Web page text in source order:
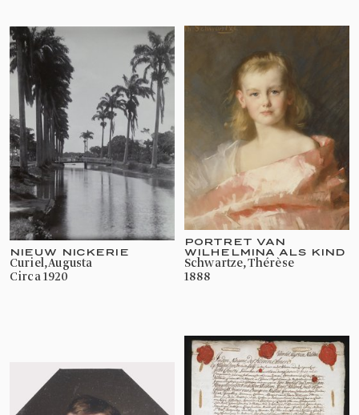
NIEUW NICKERIE
Curiel, Augusta
circa 1920
PORTRET VAN
WILHELMINA ALS KIND
Schwartze, Thérèse
1888